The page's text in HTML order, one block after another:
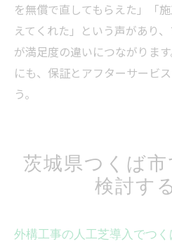
を無償で直してもらえた」「
えてくれた」という声があり
が満足度の違いにつながりま
にも、保証とアフターサービ
う。
茨城県つくば
検討す
外構工事の人工芝導入でつ